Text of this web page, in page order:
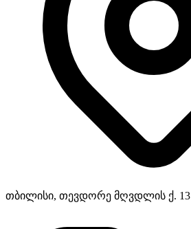
თბილისი, თევდორე მღვდლის ქ. 13